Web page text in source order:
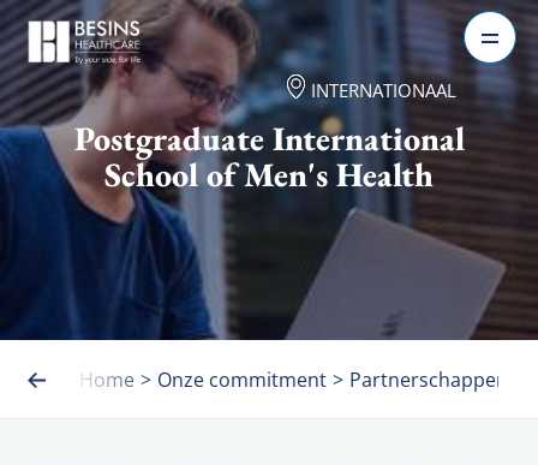
INTERNATIONAAL
Postgraduate International
School of Men's Health
Home > Onze commitment > Partnerschappen